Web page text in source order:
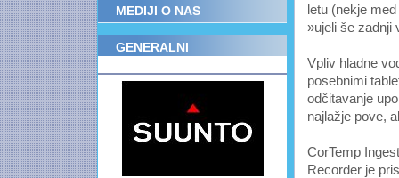
MEDIJI O NAS
GENERALNI
letu (nekje
»ujeli še zadnji
Vpliv hladne
posebnimi
odčitavanje
najlažje pove,
CorTemp
Recorder je